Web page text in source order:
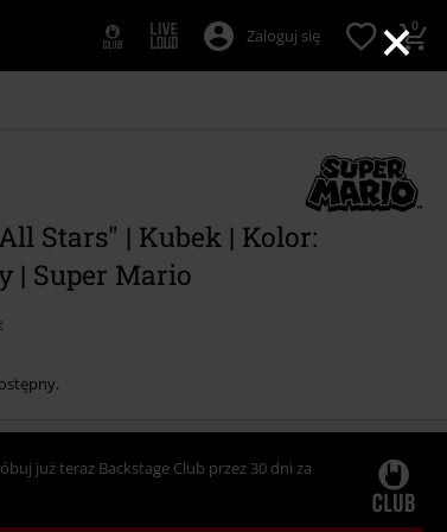
×
Zaloguj się 0
Stars" | Kubek | Kolor:
| Super Mario
już teraz Backstage Club przez 30 dni za